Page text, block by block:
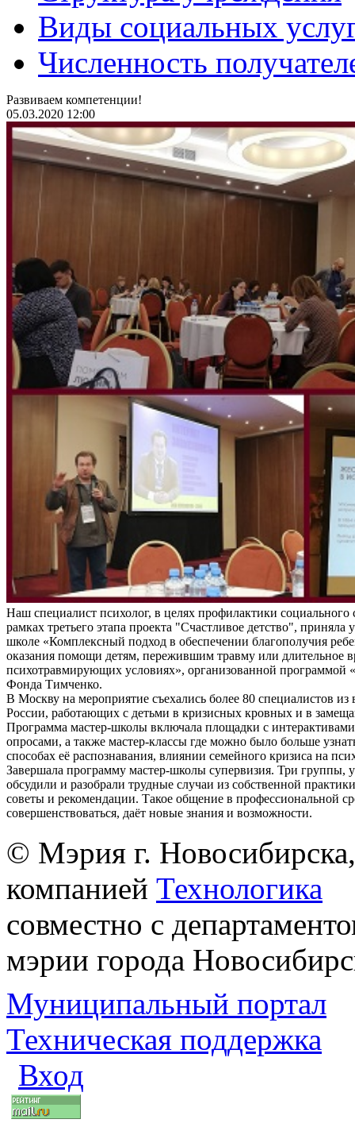
Виды социальных
Численность
Развиваем компетенции!
05.03.2020 12:00
Наш специалист психолог, в целях профилактики социального
рамках третьего этапа проекта "Счастливое детство", приняла
школе «Комплексный подход в обеспечении благополучия
оказания помощи детям, пережившим травму или длительное
психотравмирующих условиях», организованной программой
Фонда Тимченко.
В Москву на мероприятие съехались более 80 специалистов из
России, работающих с детьми в кризисных кровных и в
Программа мастер-школы включала площадки с
опросами, а также мастер-классы где можно было больше
способах её распознавания, влиянии семейного кризиса на
Завершала программу мастер-школы супервизия. Три группы,
обсудили и разобрали трудные случаи из собственной
советы и рекомендации. Такое общение в профессиональной
совершенствоваться, даёт новые знания и возможности.
© Мэрия г.
компанией Технологика
совместно с
мэрии города
Муниципальный портал
Техническая поддержка
Вход